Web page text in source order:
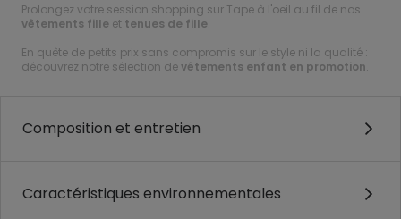
Prolongez votre session shopping sur Tape à l'oeil au fil de nos
vêtements fille et tenues de fille.
En quête de petits prix sans compromis sur le style ni la qualité :
découvrez notre sélection devêtements enfant en promotion.
Composition et entretien
Caractéristiques environnementales